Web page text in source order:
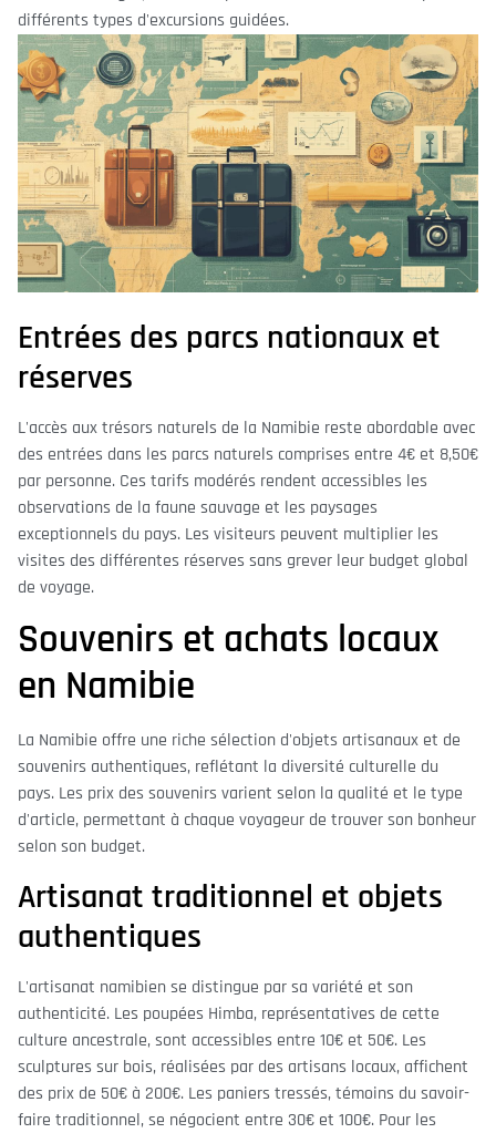
différents types d'excursions guidées.
Entrées des parcs nationaux et
réserves
L'accès aux trésors naturels de la Namibie reste abordable avec
des entrées dans les parcs naturels comprises entre 4€ et 8,50€
par personne. Ces tarifs modérés rendent accessibles les
observations de la faune sauvage et les paysages
exceptionnels du pays. Les visiteurs peuvent multiplier les
visites des différentes réserves sans grever leur budget global
de voyage.
Souvenirs et achats locaux
en Namibie
La Namibie offre une riche sélection d'objets artisanaux et de
souvenirs authentiques, reflétant la diversité culturelle du
pays. Les prix des souvenirs varient selon la qualité et le type
d'article, permettant à chaque voyageur de trouver son bonheur
selon son budget.
Artisanat traditionnel et objets
authentiques
L'artisanat namibien se distingue par sa variété et son
authenticité. Les poupées Himba, représentatives de cette
culture ancestrale, sont accessibles entre 10€ et 50€. Les
sculptures sur bois, réalisées par des artisans locaux, affichent
des prix de 50€ à 200€. Les paniers tressés, témoins du savoir-
faire traditionnel, se négocient entre 30€ et 100€. Pour les